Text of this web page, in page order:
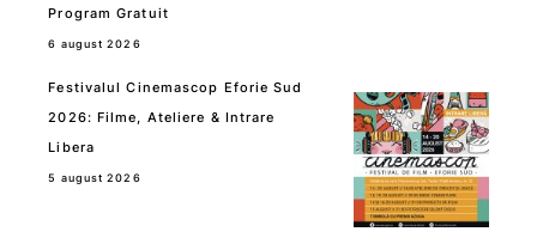
Program Gratuit
6 august 2026
Festivalul Cinemascop Eforie Sud
2026: Filme, Ateliere & Intrare
Libera
5 august 2026